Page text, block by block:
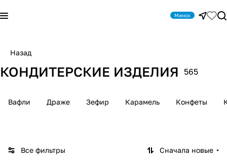
Минск
Назад
КОНДИТЕРСКИЕ ИЗДЕЛИЯ 565
Вафли Драже Зефир Карамель Конфеты
Все фильтры Сначала новые